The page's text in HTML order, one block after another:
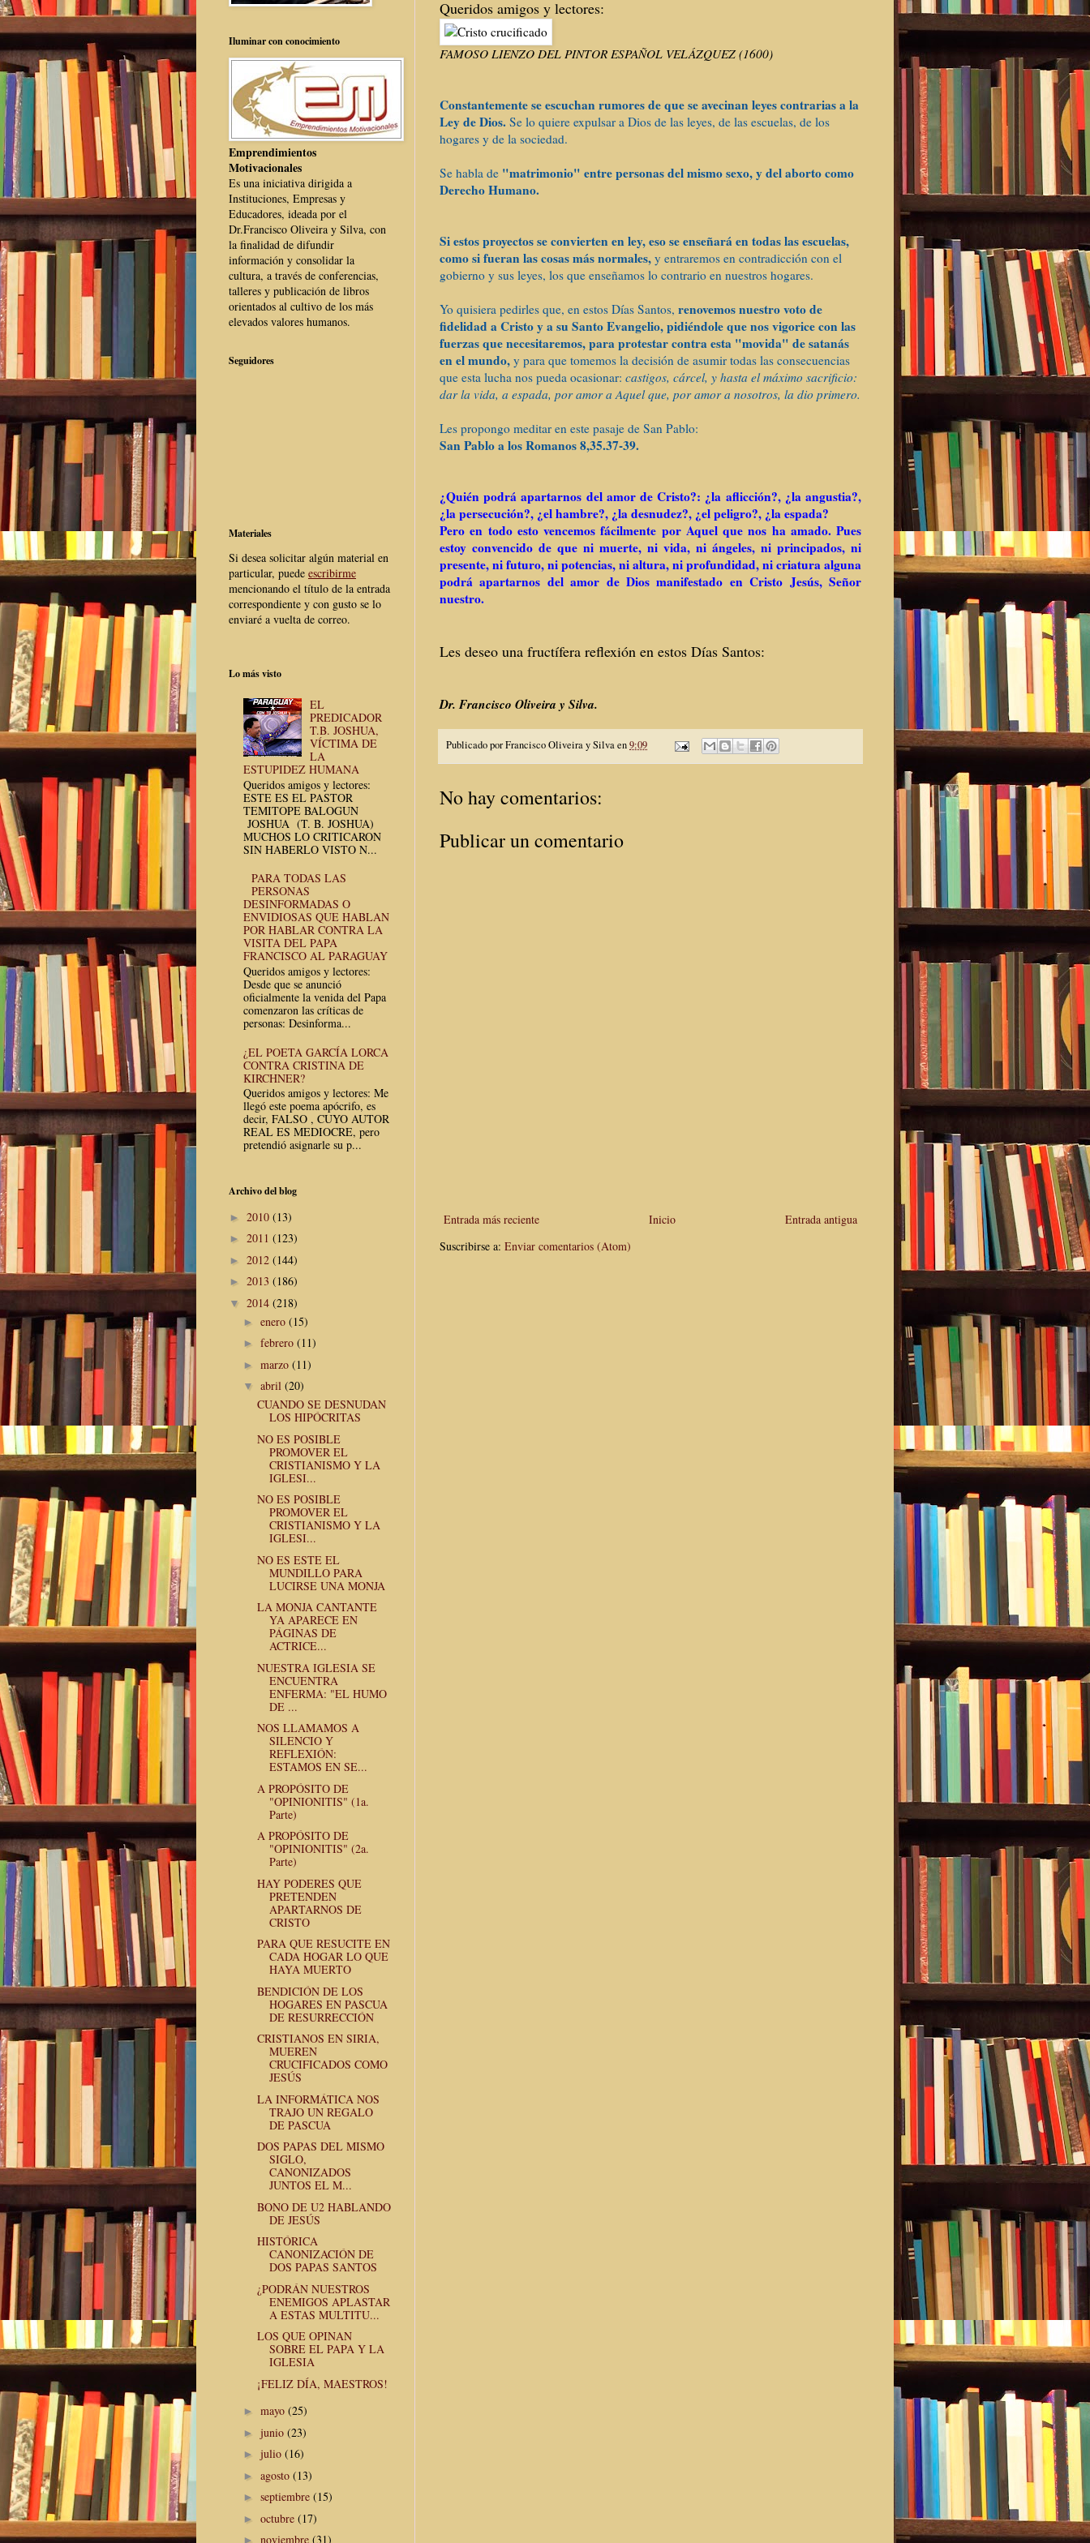
Queridos amigos y lectores:
FAMOSO LIENZO DEL PINTOR ESPAÑOL VELÁZQUEZ (1600)
Constantemente se escuchan rumores de que se avecinan leyes contrarias a la
Ley de Dios. Se lo quiere expulsar a Dios de las leyes, de las escuelas, de los
hogares y de la sociedad.
Se habla de "matrimonio" entre personas del mismo sexo, y del aborto como
Derecho Humano.
Si estos proyectos se convierten en ley, eso se enseñará en todas las escuelas,
como si fueran las cosas más normales, y entraremos en contradicción con el
gobierno y sus leyes, los que enseñamos lo contrario en nuestros hogares.
Yo quisiera pedirles que, en estos Días Santos, renovemos nuestro voto de
fidelidad a Cristo y a su Santo Evangelio, pidiéndole que nos vigorice con las
fuerzas que necesitaremos, para protestar contra esta "movida" de satanás
en el mundo, y para que tomemos la decisión de asumir todas las consecuencias
que esta lucha nos pueda ocasionar: castigos, cárcel, y hasta el máximo sacrificio:
dar la vida, a espada, por amor a Aquel que, por amor a nosotros, la dio primero.
Les propongo meditar en este pasaje de San Pablo:
San Pablo a los Romanos 8,35.37-39.
¿Quién podrá apartarnos del amor de Cristo?: ¿la aflicción?, ¿la angustia?,
¿la persecución?, ¿el hambre?, ¿la desnudez?, ¿el peligro?, ¿la espada?
Pero en todo esto vencemos fácilmente por Aquel que nos ha amado. Pues
estoy convencido de que ni muerte, ni vida, ni ángeles, ni principados, ni
presente, ni futuro, ni potencias, ni altura, ni profundidad, ni criatura alguna
podrá apartarnos del amor de Dios manifestado en Cristo Jesús, Señor
nuestro.
Les deseo una fructífera reflexión en estos Días Santos:
Dr. Francisco Oliveira y Silva.
Publicado porFrancisco Oliveira y Silvaen9:09
No hay comentarios:
Publicar un comentario
Entrada más reciente Entrada antigua
Inicio
Suscribirse a: Enviar comentarios (Atom)
Iluminar con conocimiento
Emprendimientos
Motivacionales
Es una iniciativa dirigida a
Instituciones, Empresas y
Educadores, ideada por el
Dr.Francisco Oliveira y Silva, con
la finalidad de difundir
información y consolidar la
cultura, a través de conferencias,
talleres y publicación de libros
orientados al cultivo de los más
elevados valores humanos.
Seguidores
Materiales
Si desea solicitar algún material en
particular, puede escribirme
mencionando el título de la entrada
correspondiente y con gusto se lo
enviaré a vuelta de correo.
Lo más visto
EL
PREDICADOR
T.B. JOSHUA,
VÍCTIMA DE
LA
ESTUPIDEZ HUMANA
Queridos amigos y lectores:
ESTE ES EL PASTOR
TEMITOPE BALOGUN
JOSHUA (T. B. JOSHUA)
MUCHOS LO CRITICARON
SIN HABERLO VISTO N...
PARA TODAS LAS
PERSONAS
DESINFORMADAS O
ENVIDIOSAS QUE HABLAN
POR HABLAR CONTRA LA
VISITA DEL PAPA
FRANCISCO AL PARAGUAY
Queridos amigos y lectores:
Desde que se anunció
oficialmente la venida del Papa
comenzaron las críticas de
personas: Desinforma...
¿EL POETA GARCÍA LORCA
CONTRA CRISTINA DE
KIRCHNER?
Queridos amigos y lectores: Me
llegó este poema apócrifo, es
decir, FALSO , CUYO AUTOR
REAL ES MEDIOCRE, pero
pretendió asignarle su p...
Archivo del blog
► 2010 (13)
► 2011 (123)
► 2012 (144)
► 2013 (186)
▼ 2014 (218)
► enero (15)
► febrero (11)
► marzo (11)
▼ abril (20)
CUANDO SE DESNUDAN
LOS HIPÓCRITAS
NO ES POSIBLE
PROMOVER EL
CRISTIANISMO Y LA
IGLESI...
NO ES POSIBLE
PROMOVER EL
CRISTIANISMO Y LA
IGLESI...
NO ES ESTE EL
MUNDILLO PARA
LUCIRSE UNA MONJA
LA MONJA CANTANTE
YA APARECE EN
PÁGINAS DE
ACTRICE...
NUESTRA IGLESIA SE
ENCUENTRA
ENFERMA: "EL HUMO
DE ...
NOS LLAMAMOS A
SILENCIO Y
REFLEXIÓN:
ESTAMOS EN SE...
A PROPÓSITO DE
"OPINIONITIS" (1a.
Parte)
A PROPÓSITO DE
"OPINIONITIS" (2a.
Parte)
HAY PODERES QUE
PRETENDEN
APARTARNOS DE
CRISTO
PARA QUE RESUCITE EN
CADA HOGAR LO QUE
HAYA MUERTO
BENDICIÓN DE LOS
HOGARES EN PASCUA
DE RESURRECCIÓN
CRISTIANOS EN SIRIA,
MUEREN
CRUCIFICADOS COMO
JESÚS
LA INFORMÁTICA NOS
TRAJO UN REGALO
DE PASCUA
DOS PAPAS DEL MISMO
SIGLO,
CANONIZADOS
JUNTOS EL M...
BONO DE U2 HABLANDO
DE JESÚS
HISTÓRICA
CANONIZACIÓN DE
DOS PAPAS SANTOS
¿PODRÁN NUESTROS
ENEMIGOS APLASTAR
A ESTAS MULTITU...
LOS QUE OPINAN
SOBRE EL PAPA Y LA
IGLESIA
¡FELIZ DÍA, MAESTROS!
► mayo (25)
► junio (23)
► julio (16)
► agosto (13)
► septiembre (15)
► octubre (17)
► noviembre (31)